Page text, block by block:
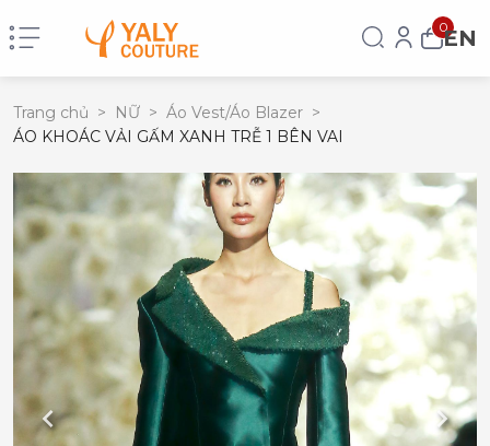
0EN
Trang chủ > NỮ > Áo Vest/Áo Blazer >
ÁO KHOÁC VẢI GẤM XANH TRỄ 1 BÊN VAI